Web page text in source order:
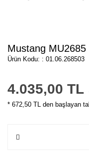
Mustang
Ürün Kodu: : 01.06.268503
4.035,00 TL
* 672,50 TL den başlayan